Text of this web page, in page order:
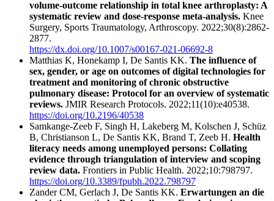
volume-outcome relationship in total knee arthroplasty: A
systematic review and dose-response meta-analysis. Knee
Surgery, Sports Traumatology, Arthroscopy. 2022;30(8):2862-
2877.
https://dx.doi.org/10.1007/s00167-021-06692-8
Matthias K, Honekamp I, De Santis KK. The influence of
sex, gender, or age on outcomes of digital technologies for
treatment and monitoring of chronic obstructive
pulmonary disease: Protocol for an overview of systematic
reviews. JMIR Research Protocols. 2022;11(10):e40538.
https://doi.org/10.2196/40538
Samkange-Zeeb F, Singh H, Lakeberg M, Kolschen J, Schüz
B, Christianson L, De Santis KK, Brand T, Zeeb H. Health
literacy needs among unemployed persons: Collating
evidence through triangulation of interview and scoping
review data. Frontiers in Public Health. 2022;10:798797.
https://doi.org/10.3389/fpubh.2022.798797
Zander CM, Gerlach J, De Santis KK. Erwartungen an die